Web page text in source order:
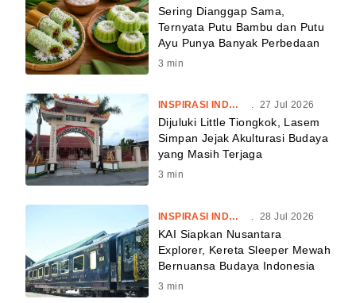
Sering Dianggap Sama,
Ternyata Putu Bambu dan Putu
Ayu Punya Banyak Perbedaan
3 min
INSPIRASI INDONESIA . 27 Jul 2026
Dijuluki Little Tiongkok, Lasem
Simpan Jejak Akulturasi Budaya
yang Masih Terjaga
3 min
INSPIRASI INDONESIA 28 Jul 2026
KAI Siapkan Nusantara
Explorer, Kereta Sleeper Mewah
Bernuansa Budaya Indonesia
3 min